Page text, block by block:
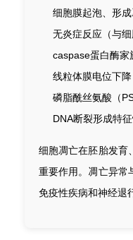
细胞膜起泡、形
无炎症反应（与细
caspase蛋白酶家
线粒体膜电位下降
磷脂酰丝氨酸（
DNA断裂形成特
细胞凋亡在胚胎发育
重要作用。凋亡异常
免疫性疾病和神经退